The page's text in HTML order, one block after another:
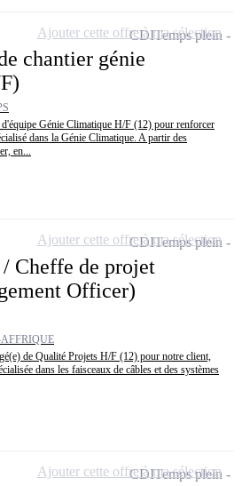
chantier génie
Génie Climatique H/F (12) pour renforcer
dans la Génie Climatique. A partir des
en...
CDITemps plein
Ajouter cette offre à ma sélection
Cheffe de projet
Officer)
de Qualité Projets H/F (12) pour notre client,
dans les faisceaux de câbles et des systèmes
CDITemps plein
Ajouter cette offre à ma sélection
CDITemps plein
Ajouter cette offre à ma sélection